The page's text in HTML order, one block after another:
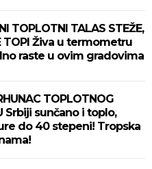
TOPLOTNI TALAS STEŽE,
TOPI Živa u termometru
raste u ovim gradovima
TOPLOTNOG
Srbiji sunčano i toplo,
do 40 stepeni! Tropska